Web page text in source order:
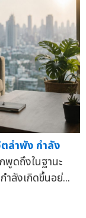
ลำพัง กำลัง
พูดถึงในฐานะ
ลังเกิดขึ้นอย่...